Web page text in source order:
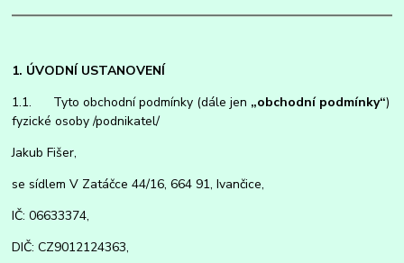
1. ÚVODNÍ USTANOVENÍ
1.1. Tyto obchodní podmínky (dále jen „obchodní podmínky“)
fyzické osoby /podnikatel/
Jakub Fišer,
se sídlem V Zatáčce 44/16, 664 91, Ivančice,
IČ: 06633374,
DIČ: CZ9012124363,